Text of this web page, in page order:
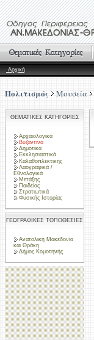
Αρχική
Πολιτισμός Μουσεία
ΘΕΜΑΤΙΚΕΣ ΚΑΤΗΓΟΡΙΕΣ
Αρχαιολογικά
Βυζαντινά
Δημοτικά
Εκκλησιαστικά
Καλαθοπλεκτικής
Λαογραφικά /
Εθνολογικά
Μετάξης
Παιδείας
Στρατιωτικά
Φυσικής Ιστορίας
ΓΕΩΓΡΑΦΙΚΕΣ ΤΟΠΟΘΕΣΙΕΣ
Ανατολική Μακεδονία
και Θράκη
Δήμος Κομοτηνής